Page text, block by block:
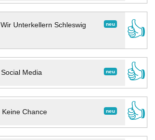
neu
Wir Unterkellern Schleswig
👍
neu
Social Media
👍
neu
Keine Chance
👍